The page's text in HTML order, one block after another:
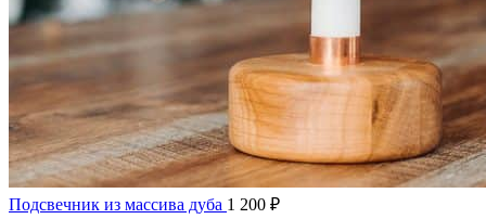
Подсвечник из массива дуба 1 200 ₽